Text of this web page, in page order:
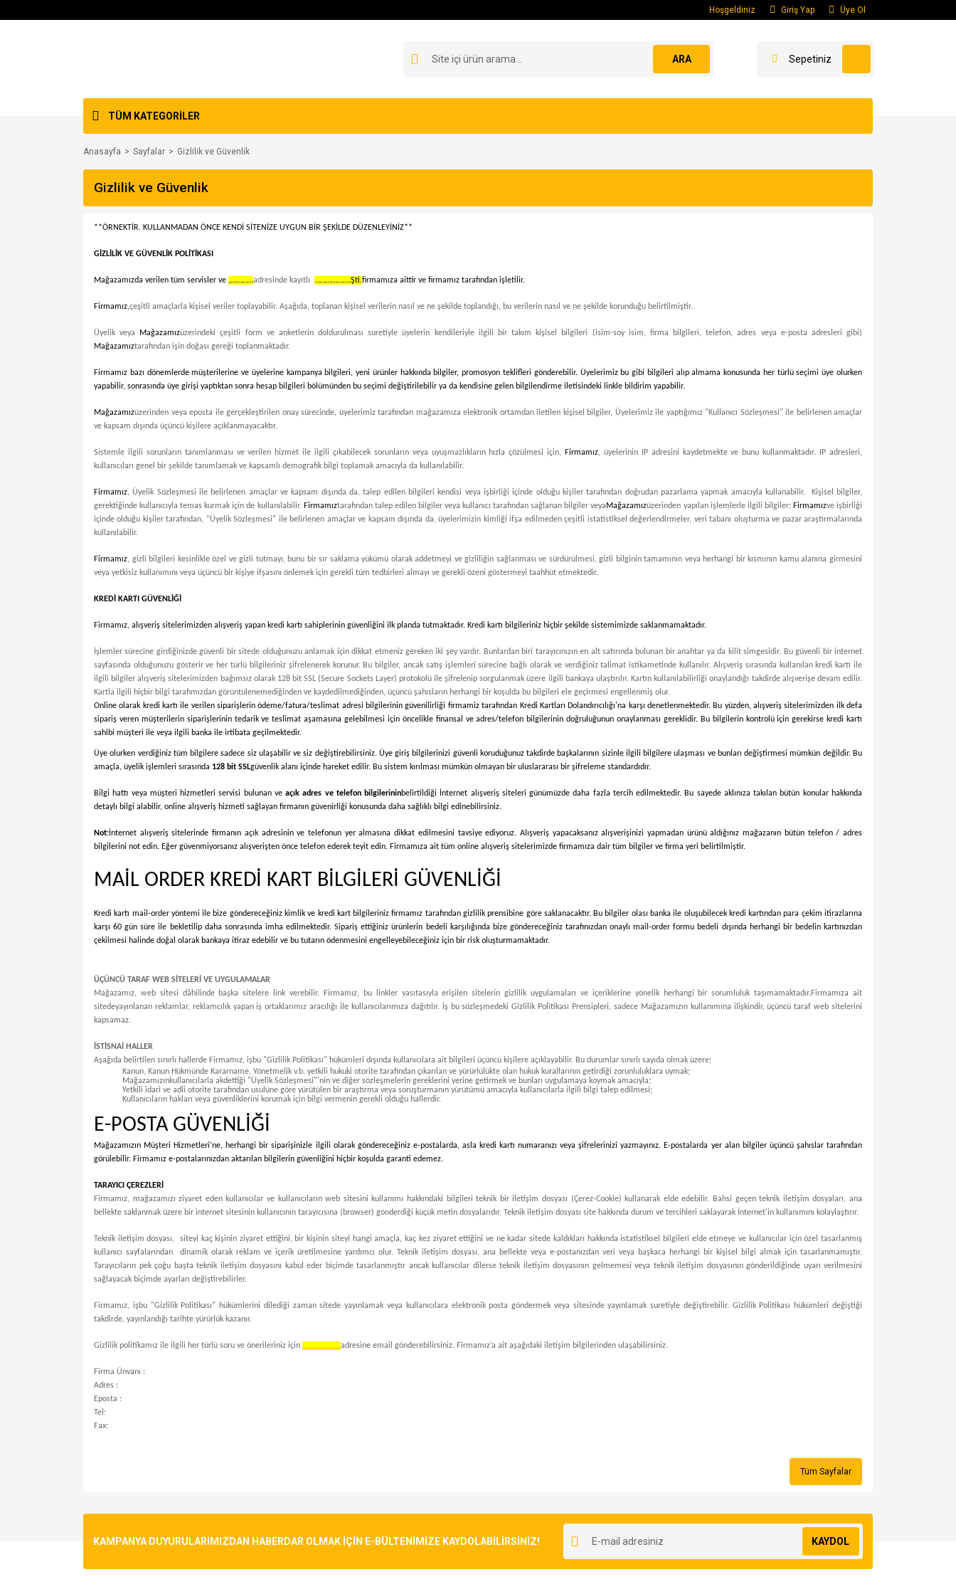
Hoşgeldiniz Giriş Yap Üye Ol
ARA Sepetiniz
TÜM KATEGORİLER
Anasayfa Sayfalar Gizlilik ve Güvenlik
Gizlilik ve Güvenlik
**ÖRNEKTİR. KULLANMADAN ÖNCE KENDİ SİTENİZE UYGUN BİR ŞEKİLDE DÜZENLEYİNİZ**
GİZLİLİK VE GÜVENLİK POLİTİKASI
Mağazamızda verilen tüm servisler ve ,…………adresinde kayıtlı ……………….Şti.firmamıza aittir ve firmamız tarafından işletilir.
Firmamız,çeşitli amaçlarla kişisel veriler toplayabilir. Aşağıda, toplanan kişisel verilerin nasıl ve ne şekilde toplandığı, bu verilerin nasıl ve ne şekilde korunduğu belirtilmiştir.
Üyelik veya Mağazamızüzerindeki çeşitli form ve anketlerin doldurulması suretiyle üyelerin kendileriyle ilgili bir takım kişisel bilgileri (isim-soy isim, firma bilgileri, telefon, adres veya e-posta adresleri gibi)
Mağazamıztarafından işin doğası gereği toplanmaktadır.
Firmamız bazı dönemlerde müşterilerine ve üyelerine kampanya bilgileri, yeni ürünler hakkında bilgiler, promosyon teklifleri gönderebilir. Üyelerimiz bu gibi bilgileri alıp almama konusunda her türlü seçimi üye olurken
yapabilir, sonrasında üye girişi yaptıktan sonra hesap bilgileri bölümünden bu seçimi değiştirilebilir ya da kendisine gelen bilgilendirme iletisindeki linkle bildirim yapabilir.
Mağazamızüzerinden veya eposta ile gerçekleştirilen onay sürecinde, üyelerimiz tarafından mağazamıza elektronik ortamdan iletilen kişisel bilgiler, Üyelerimiz ile yaptığımız "Kullanıcı Sözleşmesi" ile belirlenen amaçlar
ve kapsam dışında üçüncü kişilere açıklanmayacaktır.
Sistemle ilgili sorunların tanımlanması ve verilen hizmet ile ilgili çıkabilecek sorunların veya uyuşmazlıkların hızla çözülmesi için, Firmamız, üyelerinin IP adresini kaydetmekte ve bunu kullanmaktadır. IP adresleri,
kullanıcıları genel bir şekilde tanımlamak ve kapsamlı demografik bilgi toplamak amacıyla da kullanılabilir.
Firmamız, Üyelik Sözleşmesi ile belirlenen amaçlar ve kapsam dışında da, talep edilen bilgileri kendisi veya işbirliği içinde olduğu kişiler tarafından doğrudan pazarlama yapmak amacıyla kullanabilir. Kişisel bilgiler,
gerektiğinde kullanıcıyla temas kurmak için de kullanılabilir. Firmamıztarafından talep edilen bilgiler veya kullanıcı tarafından sağlanan bilgiler veya Mağazamızüzerinden yapılan işlemlerle ilgili bilgiler; Firmamızve işbirliği
içinde olduğu kişiler tarafından, "Üyelik Sözleşmesi" ile belirlenen amaçlar ve kapsam dışında da, üyelerimizin kimliği ifşa edilmeden çeşitli istatistiksel değerlendirmeler, veri tabanı oluşturma ve pazar araştırmalarında
kullanılabilir.
Firmamız, gizli bilgileri kesinlikle özel ve gizli tutmayı, bunu bir sır saklama yükümü olarak addetmeyi ve gizliliğin sağlanması ve sürdürülmesi, gizli bilginin tamamının veya herhangi bir kısmının kamu alanına girmesini
veya yetkisiz kullanımını veya üçüncü bir kişiye ifşasını önlemek için gerekli tüm tedbirleri almayı ve gerekli özeni göstermeyi taahhüt etmektedir.
KREDİ KARTI GÜVENLİĞİ
Firmamız, alışveriş sitelerimizden alışveriş yapan kredi kartı sahiplerinin güvenliğini ilk planda tutmaktadır. Kredi kartı bilgileriniz hiçbir şekilde sistemimizde saklanmamaktadır.
İşlemler sürecine girdiğinizde güvenli bir sitede olduğunuzu anlamak için dikkat etmeniz gereken iki şey vardır. Bunlardan biri tarayıcınızın en alt satırında bulunan bir anahtar ya da kilit simgesidir. Bu güvenli bir internet
sayfasında olduğunuzu gösterir ve her türlü bilgileriniz şifrelenerek korunur. Bu bilgiler, ancak satış işlemleri sürecine bağlı olarak ve verdiğiniz talimat istikametinde kullanılır. Alışveriş sırasında kullanılan kredi kartı ile
ilgili bilgiler alışveriş sitelerimizden bağımsız olarak 128 bit SSL (Secure Sockets Layer) protokolü ile şifrelenip sorgulanmak üzere ilgili bankaya ulaştırılır. Kartın kullanılabilirliği onaylandığı takdirde alışverişe devam edilir.
Kartla ilgili hiçbir bilgi tarafımızdan görüntülenemediğinden ve kaydedilmediğinden, üçüncü şahısların herhangi bir koşulda bu bilgileri ele geçirmesi engellenmiş olur.
Online olarak kredi kartı ile verilen siparişlerin ödeme/fatura/teslimat adresi bilgilerinin güvenilirliği firmamiz tarafından Kredi Kartları Dolandırıcılığı'na karşı denetlenmektedir. Bu yüzden, alışveriş sitelerimizden ilk defa
sipariş veren müşterilerin siparişlerinin tedarik ve teslimat aşamasına gelebilmesi için öncelikle finansal ve adres/telefon bilgilerinin doğruluğunun onaylanması gereklidir. Bu bilgilerin kontrolü için gerekirse kredi kartı
sahibi müşteri ile veya ilgili banka ile irtibata geçilmektedir.
Üye olurken verdiğiniz tüm bilgilere sadece siz ulaşabilir ve siz değiştirebilirsiniz. Üye giriş bilgilerinizi güvenli koruduğunuz takdirde başkalarının sizinle ilgili bilgilere ulaşması ve bunları değiştirmesi mümkün değildir. Bu
amaçla, üyelik işlemleri sırasında 128 bit SSLgüvenlik alanı içinde hareket edilir. Bu sistem kırılması mümkün olmayan bir uluslararası bir şifreleme standardıdır.
Bilgi hattı veya müşteri hizmetleri servisi bulunan veaçık adres ve telefon bilgilerininbelirtildiği İnternet alışveriş siteleri günümüzde daha fazla tercih edilmektedir. Bu sayede aklınıza takılan bütün konular hakkında
detaylı bilgi alabilir, online alışveriş hizmeti sağlayan firmanın güvenirliği konusunda daha sağlıklı bilgi edinebilirsiniz.
Not: İnternet alışveriş sitelerinde firmanın açık adresinin ve telefonun yer almasına dikkat edilmesini tavsiye ediyoruz. Alışveriş yapacaksanız alışverişinizi yapmadan ürünü aldığınız mağazanın bütün telefon / adres
bilgilerini not edin. Eğer güvenmiyorsanız alışverişten önce telefon ederek teyit edin. Firmamıza ait tüm online alışveriş sitelerimizde firmamıza dair tüm bilgiler ve firma yeri belirtilmiştir.
MAİL ORDER KREDİ KART BİLGİLERİ GÜVENLİĞİ
Kredi kartı mail-order yöntemi ile bize göndereceğiniz kimlik ve kredi kart bilgileriniz firmamız tarafından gizlilik prensibine göre saklanacaktır. Bu bilgiler olası banka ile oluşubilecek kredi kartından para çekim itirazlarına
karşı 60 gün süre ile bekletilip daha sonrasında imha edilmektedir. Sipariş ettiğiniz ürünlerin bedeli karşılığında bize göndereceğiniz tarafınızdan onaylı mail-order formu bedeli dışında herhangi bir bedelin kartınızdan
çekilmesi halinde doğal olarak bankaya itiraz edebilir ve bu tutarın ödenmesini engelleyebileceğiniz için bir risk oluşturmamaktadır.
ÜÇÜNCÜ TARAF WEB SİTELERİ VE UYGULAMALAR
Mağazamız, web sitesi dâhilinde başka sitelere link verebilir. Firmamız, bu linkler vasıtasıyla erişilen sitelerin gizlilik uygulamaları ve içeriklerine yönelik herhangi bir sorumluluk taşımamaktadır. Firmamıza ait
sitedeyayınlanan reklamlar, reklamcılık yapan iş ortaklarımız aracılığı ile kullanıcılarımıza dağıtılır. İş bu sözleşmedeki Gizlilik Politikası Prensipleri, sadece Mağazamızın kullanımına ilişkindir, üçüncü taraf web sitelerini
kapsamaz.
İSTİSNAİ HALLER
Aşağıda belirtilen sınırlı hallerde Firmamız, işbu "Gizlilik Politikası" hükümleri dışında kullanıcılara ait bilgileri üçüncü kişilere açıklayabilir. Bu durumlar sınırlı sayıda olmak üzere;
Kanun, Kanun Hükmünde Kararname, Yönetmelik v.b. yetkili hukuki otorite tarafından çıkarılan ve yürürlülükte olan hukuk kurallarının getirdiği zorunluluklara uymak;
Mağazamızınkullanıcılarla akdettiği "Üyelik Sözleşmesi"'nin ve diğer sözleşmelerin gereklerini yerine getirmek ve bunları uygulamaya koymak amacıyla;
Yetkili idari ve adli otorite tarafından usulüne göre yürütülen bir araştırma veya soruşturmanın yürütümü amacıyla kullanıcılarla ilgili bilgi talep edilmesi;
Kullanıcıların hakları veya güvenliklerini korumak için bilgi vermenin gerekli olduğu hallerdir.
E-POSTA GÜVENLİĞİ
Mağazamızın Müşteri Hizmetleri’ne, herhangi bir siparişinizle ilgili olarak göndereceğiniz e-postalarda, asla kredi kartı numaranızı veya şifrelerinizi yazmayınız. E-postalarda yer alan bilgiler üçüncü şahıslar tarafından
görülebilir. Firmamız e-postalarınızdan aktarılan bilgilerin güvenliğini hiçbir koşulda garanti edemez.
TARAYICI ÇEREZLERİ
Firmamız, mağazamızı ziyaret eden kullanıcılar ve kullanıcıların web sitesini kullanımı hakkındaki bilgileri teknik bir iletişim dosyası (Çerez-Cookie) kullanarak elde edebilir. Bahsi geçen teknik iletişim dosyaları, ana
bellekte saklanmak üzere bir internet sitesinin kullanıcının tarayıcısına (browser) gönderdiği küçük metin dosyalarıdır. Teknik iletişim dosyası site hakkında durum ve tercihleri saklayarak İnternet'in kullanımını kolaylaştırır.
Teknik iletişim dosyası, siteyi kaç kişinin ziyaret ettiğini, bir kişinin siteyi hangi amaçla, kaç kez ziyaret ettiğini ve ne kadar sitede kaldıkları hakkında istatistiksel bilgileri elde etmeye ve kullanıcılar için özel tasarlanmış
kullanıcı sayfalarından dinamik olarak reklam ve içerik üretilmesine yardımcı olur. Teknik iletişim dosyası, ana bellekte veya e-postanızdan veri veya başkaca herhangi bir kişisel bilgi almak için tasarlanmamıştır.
Tarayıcıların pek çoğu başta teknik iletişim dosyasını kabul eder biçimde tasarlanmıştır ancak kullanıcılar dilerse teknik iletişim dosyasının gelmemesi veya teknik iletişim dosyasının gönderildiğinde uyarı verilmesini
sağlayacak biçimde ayarları değiştirebilirler.
Firmamız, işbu "Gizlilik Politikası" hükümlerini dilediği zaman sitede yayınlamak veya kullanıcılara elektronik posta göndermek veya sitesinde yayınlamak suretiyle değiştirebilir. Gizlilik Politikası hükümleri değiştiği
takdirde, yayınlandığı tarihte yürürlük kazanır.
Gizlilik politikamız ile ilgili her türlü soru ve önerileriniz için ………………..adresine email gönderebilirsiniz. Firmamız’a ait aşağıdaki iletişim bilgilerinden ulaşabilirsiniz.
Firma Ünvanı :
Adres :
Eposta :
Tel:
Fax:
Tüm Sayfalar
KAMPANYA DUYURULARIMIZDAN HABERDAR OLMAK İÇİN E-BÜLTENİMİZE KAYDOLABİLİRSİNİZ! KAYDOL